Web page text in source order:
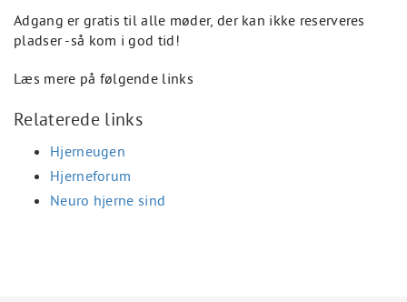
Adgang er gratis til alle møder, der kan ikke reserveres
pladser -så kom i god tid!
Læs mere på følgende links
Relaterede links
Hjerneugen
Hjerneforum
Neuro hjerne sind